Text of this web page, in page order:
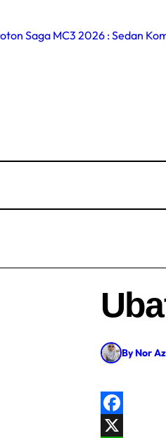
Saga MC3 2026 : Sedan
Kuala Lumpur: Cafe Sejiwa
Sesuai
By Nor
Facebook